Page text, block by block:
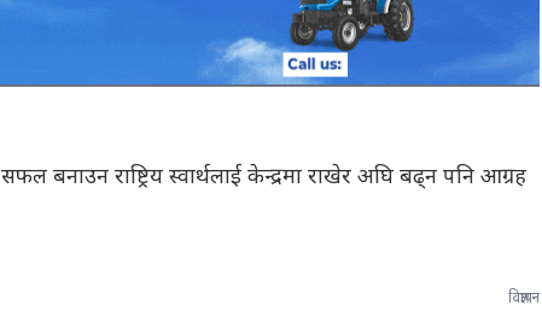
बनाउन राष्ट्रिय स्वार्थलाई केन्द्रमा राखेर अघि बढ्न पनि आग्रह
विज्ञापन